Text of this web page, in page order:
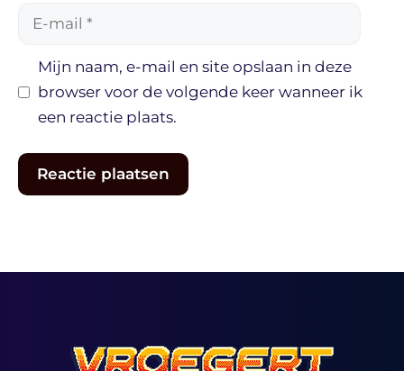
Mijn naam, e-mail en site opslaan in deze
browser voor de volgende keer wanneer ik
een reactie plaats.